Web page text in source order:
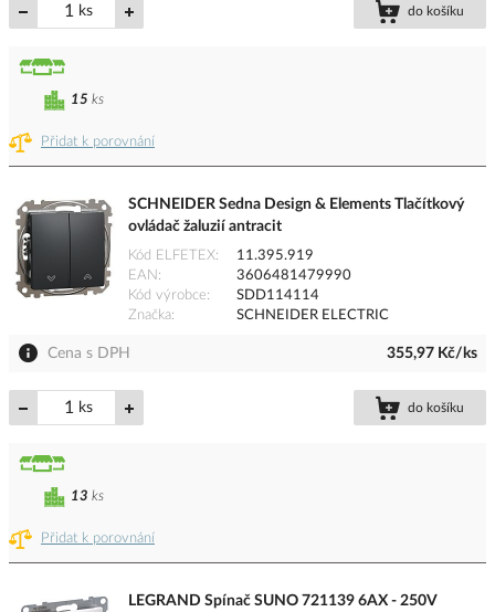
ks do košíku
Přidat k porovnání
15 ks
SCHNEIDER Sedna Design & Elements Tlačítkový
ovládač žaluzií antracit
Kód ELFETEX
11.395.919
EAN
3606481479990
Kód výrobce
SDD114114
Značka
SCHNEIDER ELECTRIC
Cena s DPH 355,97 Kč/ks
ks do košíku
Přidat k porovnání
13 ks
LEGRAND Spínač SUNO 721139 6AX - 250V